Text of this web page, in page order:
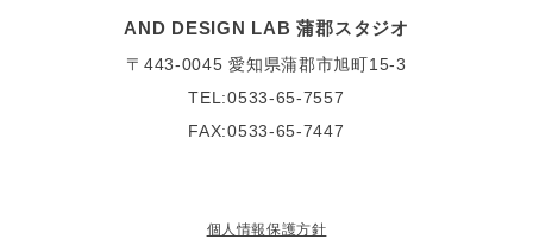
AND DESIGN LAB 蒲郡スタジオ
〒443-0045 愛知県蒲郡市旭町15-3
TEL:0533-65-7557
FAX:0533-65-7447
個人情報保護方針